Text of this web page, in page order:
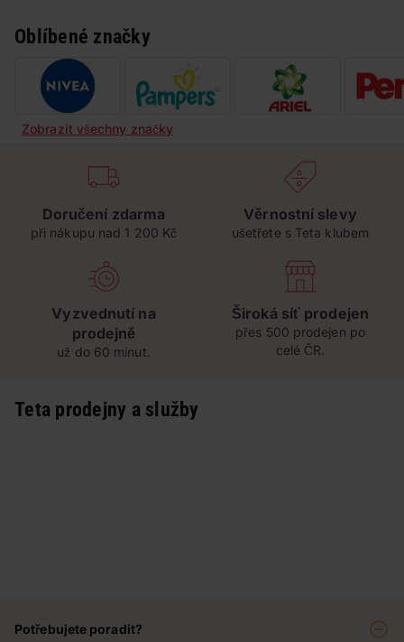
Oblíbené značky
Zobrazit všechny značky
Doručení zdarma
při nákupu nad 1 200 Kč
Věrnostní slevy
ušetřete s Teta klubem
Vyzvednutí na
prodejně
už do 60 minut.
Široká síť prodejen
přes 500 prodejen po
celé ČR.
Teta prodejny a služby
Potřebujete poradit?